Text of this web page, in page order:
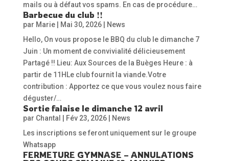
mails ou à défaut vos spams. En cas de procédure…
Barbecue du club !!
par Marie| Mai 30, 2026|
News
Hello, On vous propose le BBQ du club le dimanche 7
Juin : Un moment de convivialité délicieusement
Partagé !! Lieu: Aux Sources de la Buèges Heure : à
partir de 11HLe club fournit la viande.Votre
contribution : Apportez ce que vous voulez nous faire
déguster/…
Sortie falaise le dimanche 12 avril
par Chantal Fév 23, 2026|
News
Les inscriptions se feront uniquement sur le groupe
Whatsapp
FERMETURE GYMNASE – ANNULATIONS